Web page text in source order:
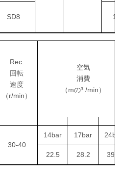
SD8
Rec.
回転
速度
（r/min）
空気
消費
（mの³ /min）
30-40
14bar 17bar 24bar
22.5 28.2 39.6